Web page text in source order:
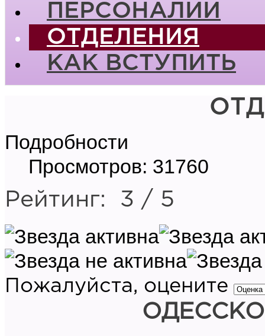
ПЕРСОНАЛИИ
ОТДЕЛЕНИЯ
КАК ВСТУПИТЬ
Подробности
Просмотров: 31760
Рейтинг: 3 / 5
Пожалуйста, оцените